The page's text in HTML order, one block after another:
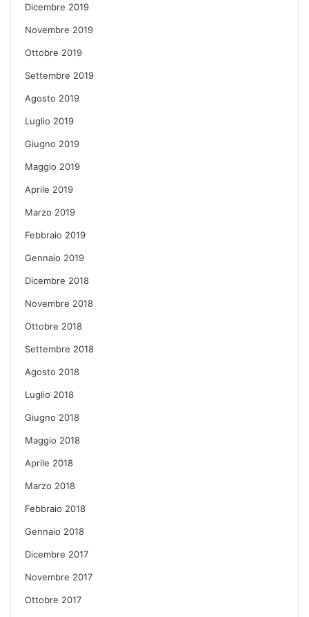
Dicembre 2019
Novembre 2019
Ottobre 2019
Settembre 2019
Agosto 2019
Luglio 2019
Giugno 2019
Maggio 2019
Aprile 2019
Marzo 2019
Febbraio 2019
Gennaio 2019
Dicembre 2018
Novembre 2018
Ottobre 2018
Settembre 2018
Agosto 2018
Luglio 2018
Giugno 2018
Maggio 2018
Aprile 2018
Marzo 2018
Febbraio 2018
Gennaio 2018
Dicembre 2017
Novembre 2017
Ottobre 2017